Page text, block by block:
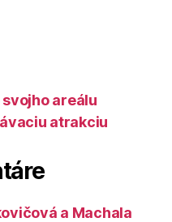
areálu
atrakciu
a Machala